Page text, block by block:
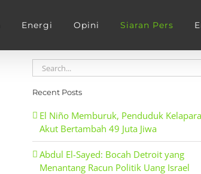
Energi Opini Siaran Pers
Search
for:
Recent Posts
El Niño Memburuk, Penduduk
Akut Bertambah 49 Juta Jiwa
Abdul El-Sayed: Bocah Detroit yang
Menantang Racun Politik Uang Israel